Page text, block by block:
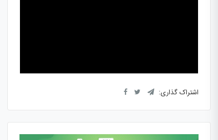
اشتراک گذاری: